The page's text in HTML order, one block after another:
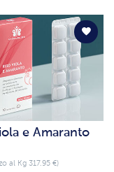
e Amaranto
al Kg 317.95 €)